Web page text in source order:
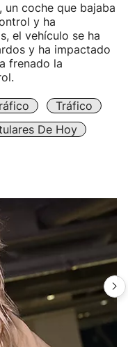
coche que bajaba
y ha
el vehículo se ha
y ha impactado
frenado la
Tráfico
De Hoy